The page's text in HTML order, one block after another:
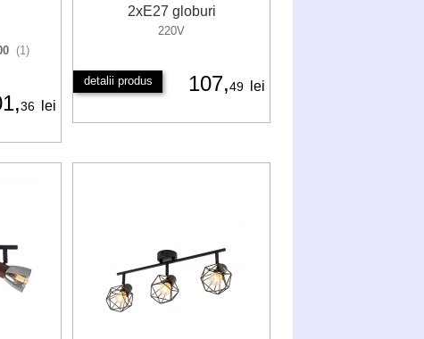
(1)
36 lei
2xE27 globuri
220V
detalii produs 107,49 lei